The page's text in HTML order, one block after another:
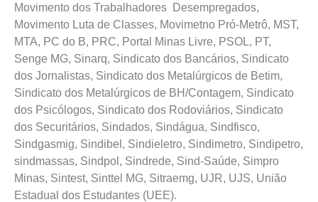
Movimento dos Trabalhadores Desempregados,
Movimento Luta de Classes, Movimetno Pró-Metrô, MST,
MTA, PC do B, PRC, Portal Minas Livre, PSOL, PT,
Senge MG, Sinarq, Sindicato dos Bancários, Sindicato
dos Jornalistas, Sindicato dos Metalúrgicos de Betim,
Sindicato dos Metalúrgicos de BH/Contagem, Sindicato
dos Psicólogos, Sindicato dos Rodoviários, Sindicato
dos Securitários, Sindados, Sindágua, Sindfisco,
Sindgasmig, Sindibel, Sindieletro, Sindimetro, Sindipetro,
sindmassas, Sindpol, Sindrede, Sind-Saúde, Simpro
Minas, Sintest, Sinttel MG, Sitraemg, UJR, UJS, União
Estadual dos Estudantes (UEE).